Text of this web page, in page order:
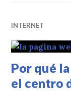
INTERNET
Por qué
el centro